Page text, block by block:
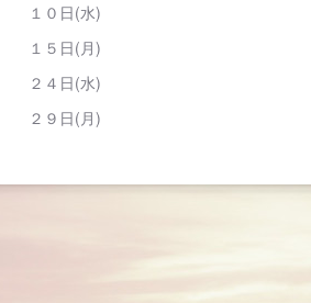
１０日(水)
１５日(月)
２４日(水)
２９日(月)